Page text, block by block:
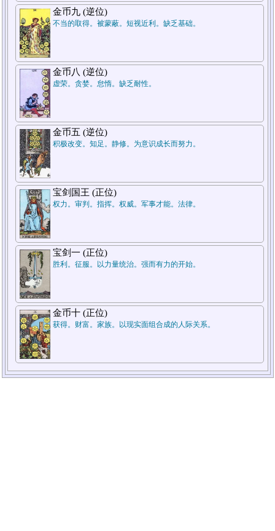
5.周遭状况
金币九 (逆位)
不当的取得。被蒙蔽。短视近利。缺乏基础。
金币八 (逆位)
虚荣。贪婪。怠惰。缺乏耐性。
金币五 (逆位)
积极改变。知足。静修。为意识成长而努力。
宝剑国王 (正位)
权力。审判。指挥。权威。军事才能。法律。
宝剑一 (正位)
胜利。征服。以力量统治。强而有力的开始。
金币十 (正位)
获得。财富。家族。以现实面组合成的人际关系。